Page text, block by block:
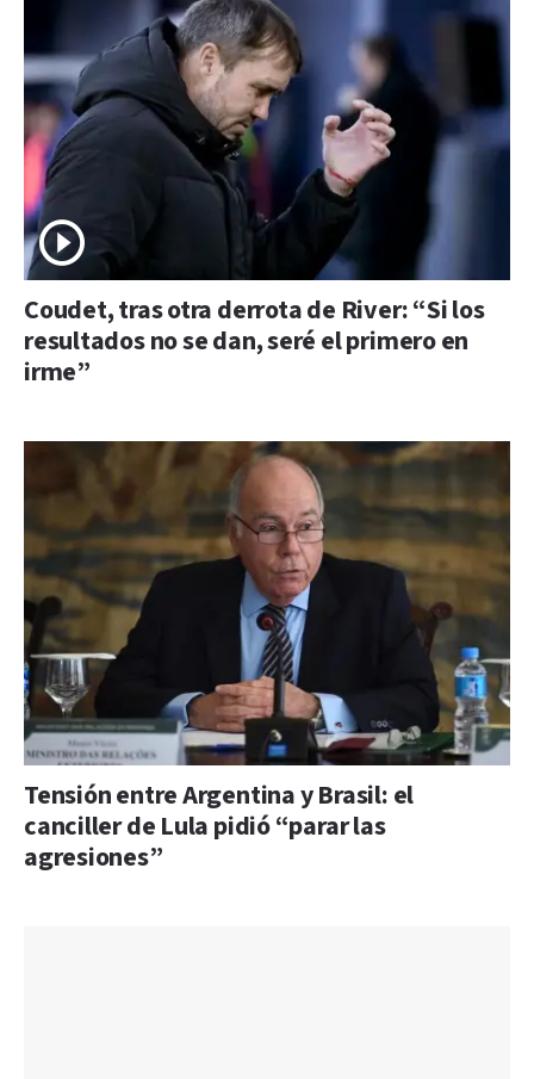
Coudet, tras otra derrota de River: “Si los
resultados no se dan, seré el primero en
irme”
Tensión entre Argentina y Brasil: el
canciller de Lula pidió “parar las
agresiones”